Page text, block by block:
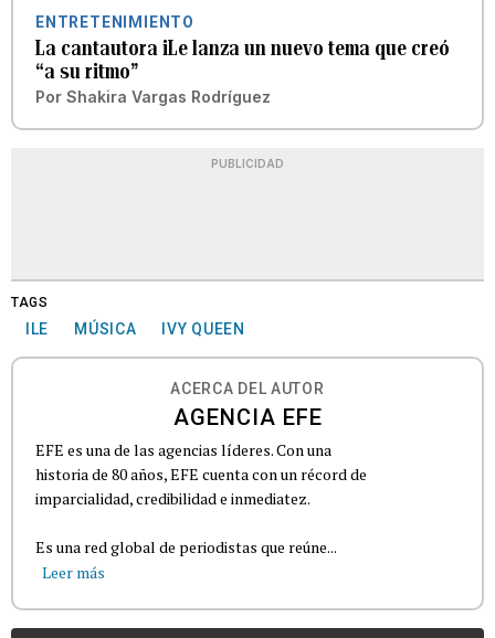
ENTRETENIMIENTO
La cantautora iLe lanza un nuevo tema que creó
“a su ritmo”
Por Shakira Vargas Rodríguez
PUBLICIDAD
TAGS
ILE MÚSICA IVY QUEEN
ACERCA DEL AUTOR
AGENCIA EFE
EFE es una de las agencias líderes. Con una
historia de 80 años, EFE cuenta con un récord de
imparcialidad, credibilidad e inmediatez.
Es una red global de periodistas que reúne...
Leer más